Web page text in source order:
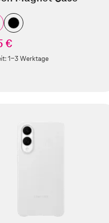
€
1-3 Werktage